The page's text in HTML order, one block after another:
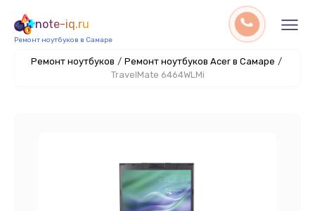
note-iq.ru
Ремонт ноутбуков в Самаре
Ремонт ноутбуков / Ремонт ноутбуков Acer в Самаре /
TravelMate 6464WLMi